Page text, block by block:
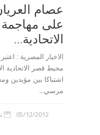
عصام
على
الاتحادية...
الاخبار المصرية :
محيط قصر الاتحادية
اشتباكا بين مؤيدين
مرسي...
05/12/2012